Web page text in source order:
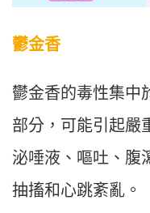
鬱金香
鬱金香的毒性集中
部分，可能引起嚴
泌唾液、嘔吐、腹
抽搐和心跳紊亂。